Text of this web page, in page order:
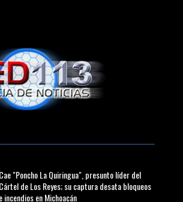
Cae "Poncho La Quiringua", presunto líder del
Cártel de Los Reyes; su captura desata bloqueos
e incendios en Michoacán